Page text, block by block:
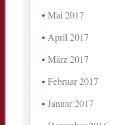
Mai 2017
April 2017
März 2017
Februar 2017
Januar 2017